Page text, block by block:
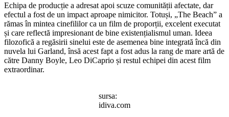
Echipa de producție a adresat apoi scuze comunității afectate, dar
efectul a fost de un impact aproape nimicitor. Totuși, „The Beach” a
rămas în mintea cinefililor ca un film de proporții, excelent executat
și care reflectă impresionant de bine existențialismul uman. Ideea
filozofică a regăsirii sinelui este de asemenea bine integrată încă din
nuvela lui Garland, însă acest fapt a fost adus la rang de mare artă de
către Danny Boyle, Leo DiCaprio și restul echipei din acest film
extraordinar.
sursa:
idiva.com